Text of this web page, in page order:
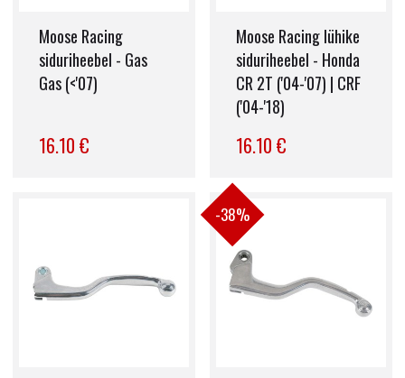
Moose Racing
siduriheebel - Gas
Gas (<'07)
16.10 €
Moose Racing lühike
siduriheebel - Honda
CR 2T ('04-'07) | CRF
('04-'18)
16.10 €
-38%